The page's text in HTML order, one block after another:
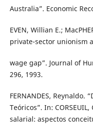
Australia”. Economic
EVEN, Willian E.;
private-sector unionism
wage gap”. Journal of
296, 1993.
FERNANDES, Reynaldo.
Teóricos”. In:
salarial: aspectos